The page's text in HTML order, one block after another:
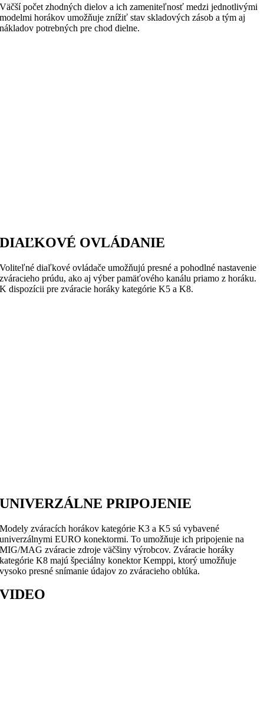
Väčší počet zhodných dielov a ich zameniteľnosť medzi jednotlivými
modelmi horákov umožňuje znížiť stav skladových zásob a tým aj
nákladov potrebných pre chod dielne.
DIAĽKOVÉ OVLÁDANIE
Voliteľné diaľkové ovládače umožňujú presné a pohodlné nastavenie
zváracieho prúdu, ako aj výber pamäťového kanálu priamo z horáku.
K dispozícii pre zváracie horáky kategórie K5 a K8.
UNIVERZÁLNE PRIPOJENIE
Modely zváracích horákov kategórie K3 a K5 sú vybavené
univerzálnymi EURO konektormi. To umožňuje ich pripojenie na
MIG/MAG zváracie zdroje väčšiny výrobcov. Zváracie horáky
kategórie K8 majú špeciálny konektor Kemppi, ktorý umožňuje
vysoko presné snímanie údajov zo zváracieho oblúka.
VIDEO